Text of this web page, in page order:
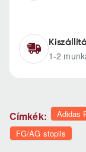
1-2
Címkék: Adidas
FG/AG stoplis